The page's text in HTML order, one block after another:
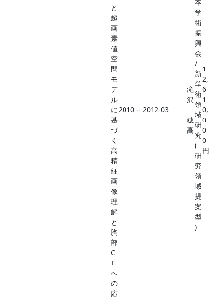
と
超
画
素
値
空
間
モ
デ
ル
に
基
づ
く
高
精
細
画
像
理
解
と
胸
部
C
T
へ
の
応
2010 -- 2012-03
滝
沢
穂
高
本
学
術
振
興
会
/
新
学
術
領
域
研
究
(
研
究
領
域
提
案
型
)
1
2,
6
1
0,
0
0
0
円